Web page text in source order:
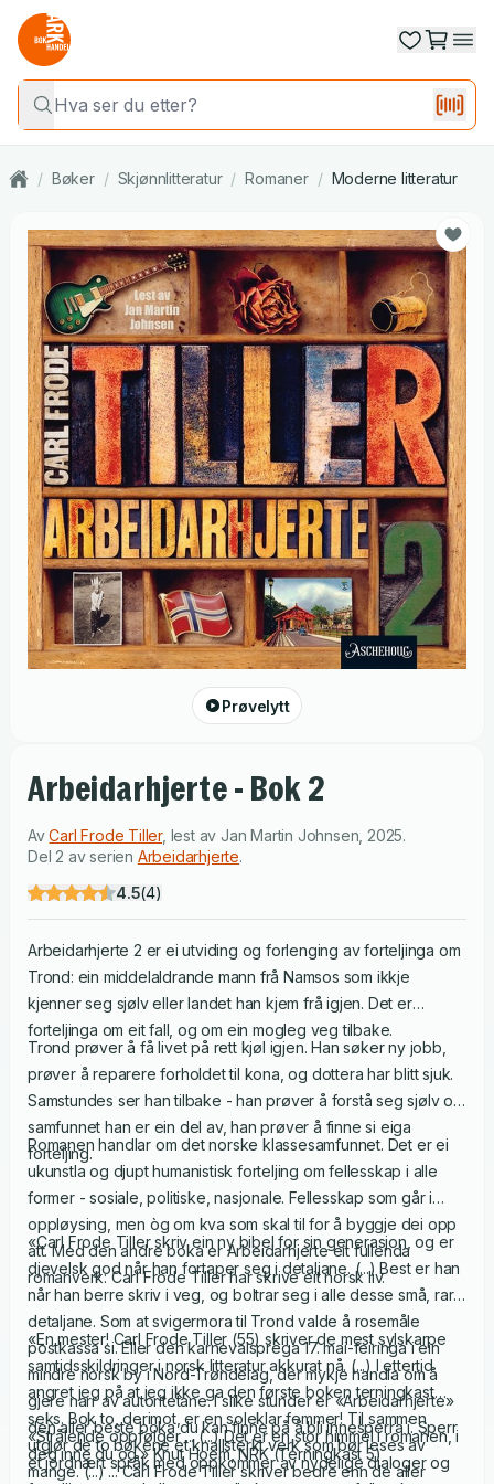
/ Bøker / Skjønnlitteratur / Romaner / Moderne litteratur
Prøvelytt
Arbeidarhjerte - Bok 2
AvCarl Frode Tiller, lest avJan Martin Johnsen 2025.
Del 2 av serien Arbeidarhjerte.
4.5(4)
Arbeidarhjerte 2 er ei utviding og forlenging av forteljinga om
Trond: ein middelaldrande mann frå Namsos som ikkje
kjenner seg sjølv eller landet han kjem frå igjen. Det er
forteljinga om eit fall, og om ein mogleg veg tilbake.
Trond prøver å få livet på rett kjøl igjen. Han søker ny jobb,
prøver å reparere forholdet til kona, og dottera har blitt sjuk.
Samstundes ser han tilbake - han prøver å forstå seg sjølv og
samfunnet han er ein del av, han prøver å finne si eiga
forteljing.
Romanen handlar om det norske klassesamfunnet. Det er ei
ukunstla og djupt humanistisk forteljing om fellesskap i alle
former - sosiale, politiske, nasjonale. Fellesskap som går i
oppløysing, men òg om kva som skal til for å byggje dei opp
att. Med den andre boka er Arbeidarhjerte eit fullenda
romanverk: Carl Frode Tiller har skrive eit norsk liv.
«Carl Frode Tiller skriv ein ny bibel for sin generasjon, og er
djevelsk god når han fortaper seg i detaljane. (...) Best er han
når han berre skriv i veg, og boltrar seg i alle desse små, rare
detaljane. Som at svigermora til Trond valde å rosemåle
postkassa si. Eller den karnevalsprega 17. mai-feiringa i ein
mindre norsk by i Nord-Trøndelag, der mykje handla om å
gjere narr av autoritetane. I slike stunder er «Arbeidarhjerte»
den aller beste boka du kan finne på å bli innesperra i. Sperr
deg inne du òg.» Knut Hoem, NRK (Terningkast 5)
«En mester! Carl Frode Tiller (55) skriver de mest sylskarpe
samtidsskildringer i norsk litteratur akkurat nå. (...) I ettertid
angret jeg på at jeg ikke ga den første boken terningkast
seks. Bok to, derimot, er en soleklar femmer! Til sammen
utgjør de to bøkene et knallsterkt verk som bør leses av
mange. (...) ... Carl Frode Tiller skriver bedre enn de aller
«Strålende oppfølger ... (...) Det er en stor himmel i romanen, i
et jordnært språk med oppkommer av nydelige dialoger og